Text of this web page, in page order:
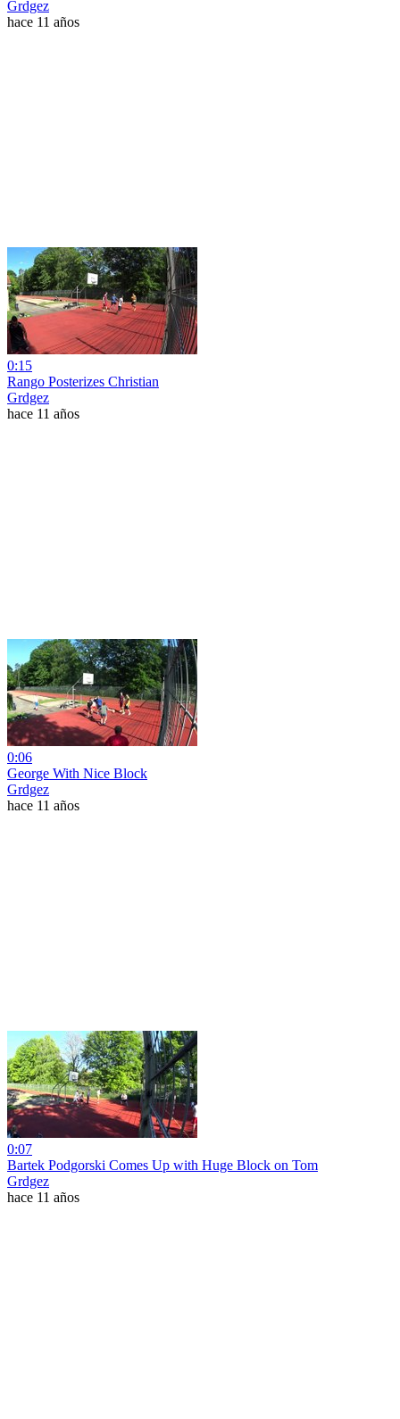
Grdgez
hace 11 años
0:15
Rango Posterizes Christian
Grdgez
hace 11 años
0:06
George With Nice Block
Grdgez
hace 11 años
0:07
Bartek Podgorski Comes Up with Huge Block on Tom
Grdgez
hace 11 años